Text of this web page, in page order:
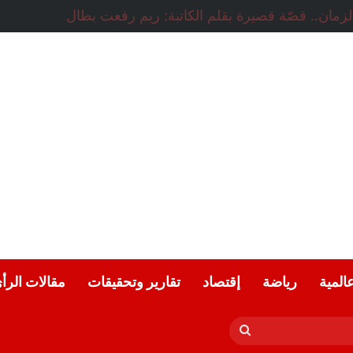
مقال بقلم: أميرة صبحي الخضراوي
رياضة إقتصاد تقارير وتحقيقات مقالات
بحث